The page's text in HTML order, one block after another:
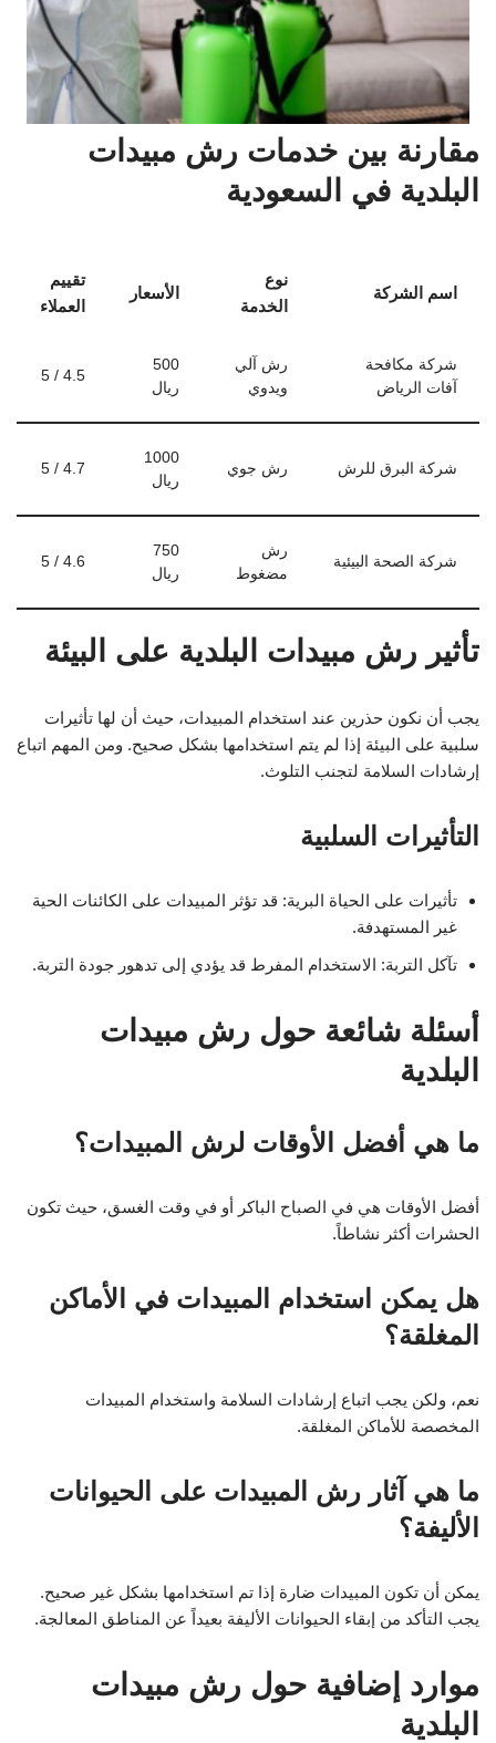
مقارنة بين خدمات رش مبيدات
البلدية في السعودية
اسم الشركة
نوع
الخدمة
الأسعار
تقييم
العملاء
شركة مكافحة
آفات الرياض
رش آلي
ويدوي
500
ريال
4.5 / 5
شركة البرق للرش رش جوي
1000
ريال
4.7 / 5
شركة الصحة البيئية
رش
مضغوط
750
ريال
4.6 / 5
تأثير رش مبيدات البلدية على البيئة
يجب أن نكون حذرين عند استخدام المبيدات، حيث أن لها تأثيرات
سلبية على البيئة إذا لم يتم استخدامها بشكل صحيح. ومن المهم اتباع
إرشادات السلامة لتجنب التلوث.
التأثيرات السلبية
تأثيرات على الحياة البرية: قد تؤثر المبيدات على الكائنات الحية
غير المستهدفة.
تآكل التربة: الاستخدام المفرط قد يؤدي إلى تدهور جودة التربة.
أسئلة شائعة حول رش مبيدات
البلدية
ما هي أفضل الأوقات لرش المبيدات؟
أفضل الأوقات هي في الصباح الباكر أو في وقت الغسق، حيث تكون
الحشرات أكثر نشاطاً.
هل يمكن استخدام المبيدات في الأماكن
المغلقة؟
نعم، ولكن يجب اتباع إرشادات السلامة واستخدام المبيدات
المخصصة للأماكن المغلقة.
ما هي آثار رش المبيدات على الحيوانات
الأليفة؟
يمكن أن تكون المبيدات ضارة إذا تم استخدامها بشكل غير صحيح.
يجب التأكد من إبقاء الحيوانات الأليفة بعيداً عن المناطق المعالجة.
موارد إضافية حول رش مبيدات
البلدية